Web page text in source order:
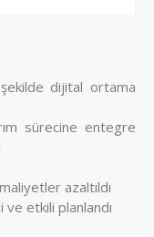
dijital ortama
sürecine entegre
azaltıldı
ve etkili planlandı